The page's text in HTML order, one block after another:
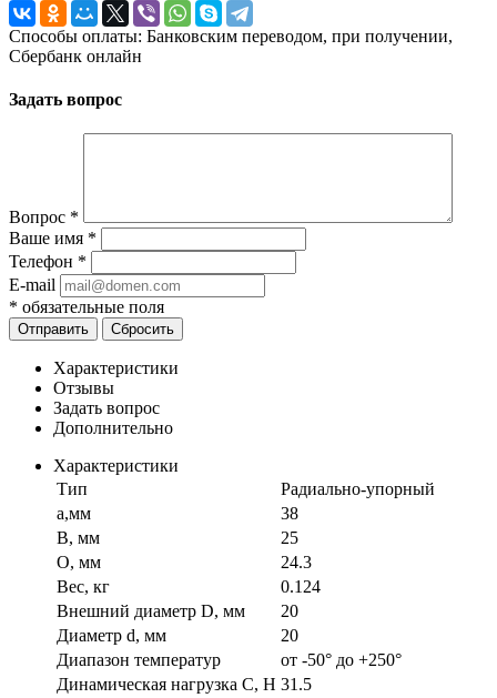
Способы оплаты: Банковским переводом, при получении,
Сбербанк онлайн
Задать вопрос
Вопрос *
Ваше имя *
Телефон *
E-mail
* обязательные поля
Отправить Сбросить
Характеристики
Отзывы
Задать вопрос
Дополнительно
Характеристики
Тип
Радиально-упорный
a,мм
38
B, мм
25
O, мм
24.3
Вес, кг
0.124
Внешний диаметр D, мм
20
Диаметр d, мм
20
Диапазон температур
от -50° до +250°
Динамическая нагрузка C, Н 31.5